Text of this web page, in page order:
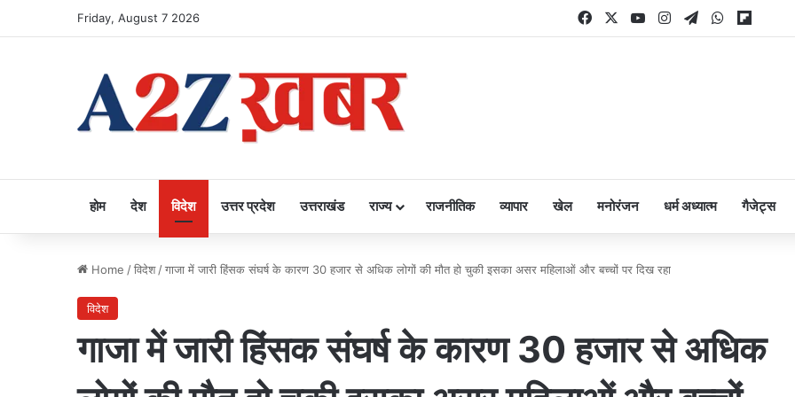
Friday, August 7 2026 FacebookYouTubeInstagram
TelegramWhatsApp
होम देश विदेश उत्तर प्रदेश उत्तराखंड राज्य राजनीतिक व्यापार खेल मनोरंजन धर्म अध्यात्म गैजेट्स
Home /विदेश /गाजा में जारी हिंसक संघर्ष के कारण 30 हजार से अधिक लोगों की मौत हो चुकी इसका असर महिलाओं और बच्चों पर दिख रहा
विदेश
गाजा में जारी हिंसक संघर्ष के कारण 30 हजार से अधिक